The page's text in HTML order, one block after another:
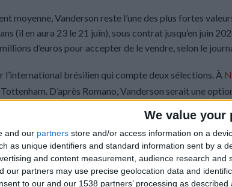
We value your
and our partners store and/or access information on a
as unique identifiers and standard information sent by a
and content measurement, audience research and
our partners may use precise geolocation data and
to our and our 1538 partners’ processing as
moyenne, Vanderson reste l’une des plus fortes
(il en aura 23 le 21 juin), sous contrat jusqu’en juin
d’euros pour accepter de le vendre, selon le
l’international brésilien qui compte deux sélections. À
D’après Romano, Vanderson serait une
Royal, pressenti à l’AC Milan.